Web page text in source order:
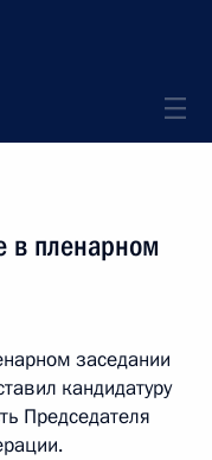
в пленарном
заседании
кандидатуру
Председателя